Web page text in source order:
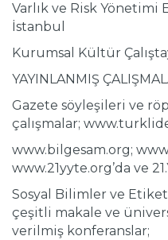
Varlık ve Risk Yönetimi
İstanbul
Kurumsal Kültür
YAYINLANMIŞ
Gazete söyleşileri ve
çalışmalar;
www.bilgesam.org;
www.21yyte.org’da ve
Sosyal Bilimler ve
çeşitli makale ve
verilmiş konferanslar;